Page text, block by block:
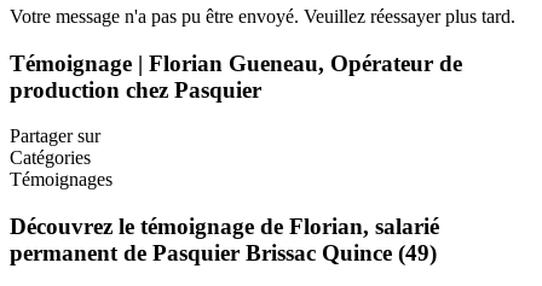
Votre message n'a pas pu être envoyé. Veuillez réessayer plus tard.
Témoignage | Florian Gueneau, Opérateur de
production chez Pasquier
Partager sur
Catégories
Témoignages
Découvrez le témoignage de Florian, salarié
permanent de Pasquier Brissac Quince (49)